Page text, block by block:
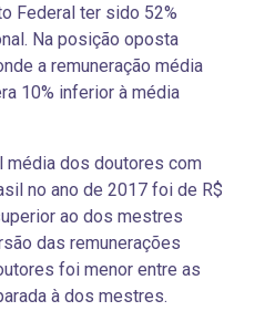
Federal ter sido 52%
Na posição oposta
a remuneração média
10% inferior à média
média dos doutores com
no ano de 2017 foi de R$
ao dos mestres
das remunerações
foi menor entre as
à dos mestres.